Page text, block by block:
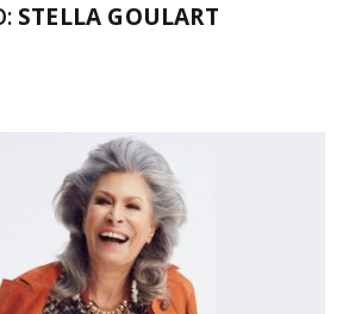
STELLA GOULART